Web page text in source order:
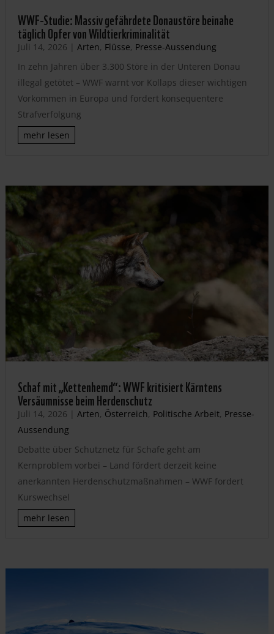
WWF-Studie: Massiv gefährdete Donaustöre beinahe
täglich Opfer von Wildtierkriminalität
Juli 14, 2026 | Arten, Flüsse, Presse-Aussendung
In zehn Jahren über 3.300 Störe in der Unteren Donau
illegal getötet – WWF warnt vor Kollaps dieser wichtigen
Vorkommen in Europa und fordert konsequentere
Strafverfolgung
mehr lesen
Schaf mit „Kettenhemd“: WWF kritisiert Kärntens
Versäumnisse beim Herdenschutz
Juli 14, 2026 | Arten, Österreich, Politische Arbeit, Presse-
Aussendung
Debatte über Schutznetz für Schafe geht am
Kernproblem vorbei – Land fördert derzeit keine
anerkannten Herdenschutzmaßnahmen – WWF fordert
Kurswechsel
mehr lesen